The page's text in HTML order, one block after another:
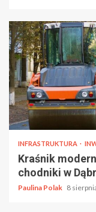
INFRASTRUKTURA
Kraśnik
chodniki w
Paulina Polak 8